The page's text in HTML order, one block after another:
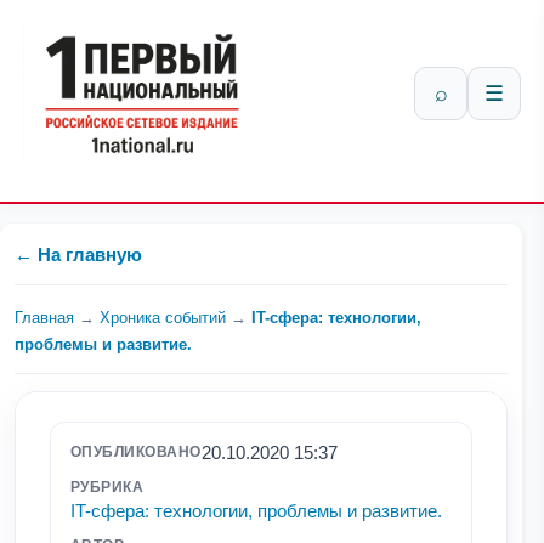
⌕ ☰
← На главную
Главная → Хроника событий → IT-сфера: технологии,
проблемы и развитие.
ОПУБЛИКОВАНО20.10.2020 15:37
РУБРИКА
IT-сфера: технологии, проблемы и развитие.